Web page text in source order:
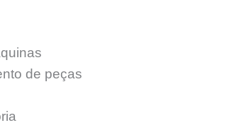
de peças